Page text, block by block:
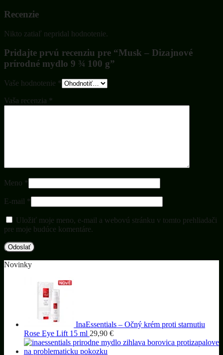
Recenzie
Nikto zatiaľ nepridal hodnotenie.
Pridajte prvú recenziu pre “Musk – Dizajnové
prírodné mydlo 9 ¾ 100 g”
Vaše hodnotenie *
Vaša recenzia *
Meno *
E-mail *
Uložiť moje meno, e-mail a webovú stránku v tomto prehliadači
pre moje budúce komentáre.
Novinky
InaEssentials – Očný krém proti starnutiu
Rose Eye Lift 15 ml 29,90 €